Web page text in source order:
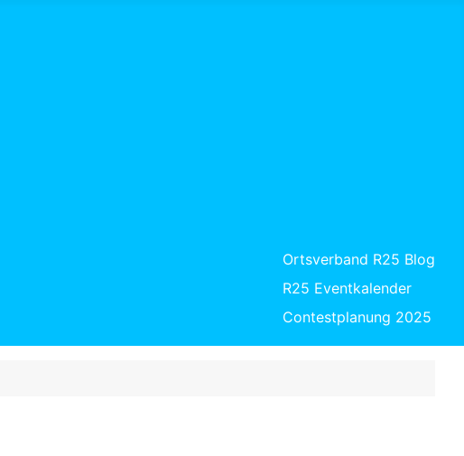
Ortsverband R25 Blog
R25 Eventkalender
Contestplanung 2025